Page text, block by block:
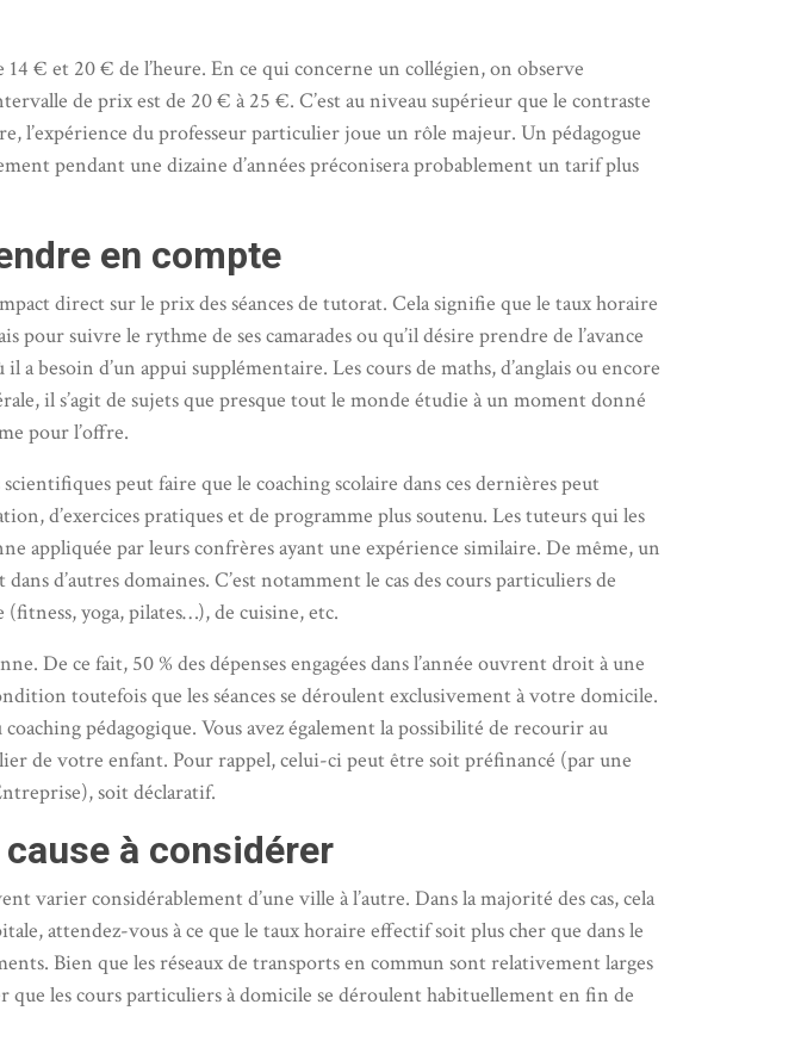
€ et 20 € de l’heure. En ce qui concerne un collégien, on observe
de prix est de 20 € à 25 €. C’est au niveau supérieur que le contraste
l’expérience du professeur particulier joue un rôle majeur. Un pédagogue
pendant une dizaine d’années préconisera probablement un tarif plus
en compte
direct sur le prix des séances de tutorat. Cela signifie que le taux horaire
suivre le rythme de ses camarades ou qu’il désire prendre de l’avance
a besoin d’un appui supplémentaire. Les cours de maths, d’anglais ou encore
il s’agit de sujets que presque tout le monde étudie à un moment donné
pour l’offre.
peut faire que le coaching scolaire dans ces dernières peut
d’exercices pratiques et de programme plus soutenu. Les tuteurs qui les
appliquée par leurs confrères ayant une expérience similaire. De même, un
d’autres domaines. C’est notamment le cas des cours particuliers de
yoga, pilates…), de cuisine, etc.
De ce fait, 50 % des dépenses engagées dans l’année ouvrent droit à une
toutefois que les séances se déroulent exclusivement à votre domicile.
pédagogique. Vous avez également la possibilité de recourir au
de votre enfant. Pour rappel, celui-ci peut être soit préfinancé (par une
soit déclaratif.
à considérer
varier considérablement d’une ville à l’autre. Dans la majorité des cas, cela
attendez-vous à ce que le taux horaire effectif soit plus cher que dans le
Bien que les réseaux de transports en commun sont relativement larges
que les cours particuliers à domicile se déroulent habituellement en fin de